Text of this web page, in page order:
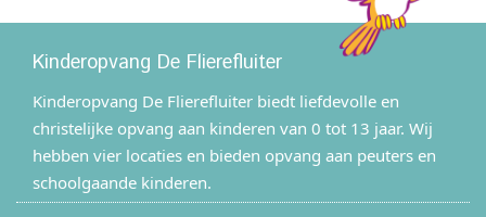
Kinderopvang De Flierefluiter
Kinderopvang De Flierefluiter biedt liefdevolle en
christelijke opvang aan kinderen van 0 tot 13 jaar. Wij
hebben vier locaties en bieden opvang aan peuters en
schoolgaande kinderen.